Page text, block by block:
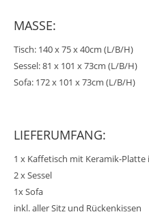
MASSE:
Tisch: 140 x 75 x 40cm (L/B/H)
Sessel: 81 x 101 x 73cm (L/B/H)
Sofa: 172 x 101 x 73cm (L/B/H)
LIEFERUMFANG:
1 x Kaffetisch mit Keramik-
2 x Sessel
1x Sofa
inkl. aller Sitz und Rückenkissen